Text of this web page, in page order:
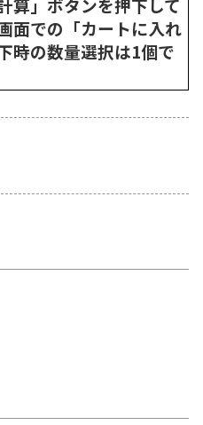
算」ボタンを押下して
面での「カートに入れ
時の数量選択は1個で